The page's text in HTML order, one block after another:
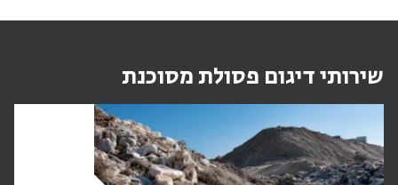
שירותי דיגום פסולת מסוכנת